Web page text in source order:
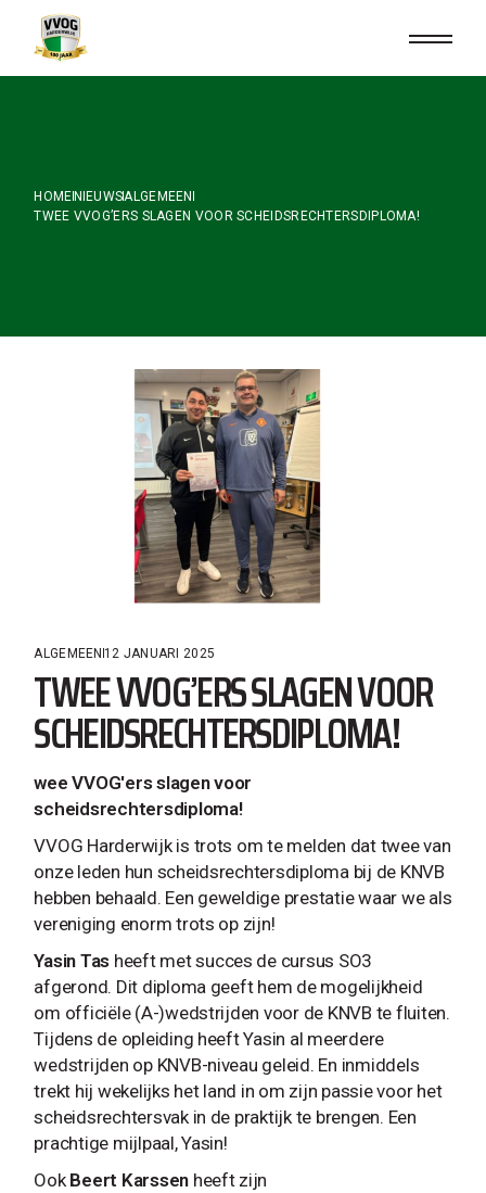
content
HOME NIEUWSALGEMEEN
TWEE VVOG’ERS SLAGEN VOOR SCHEIDSRECHTERSDIPLOMA!
ALGEMEEN 12 JANUARI 2025
TWEE VVOG’ERS SLAGEN VOOR
SCHEIDSRECHTERSDIPLOMA!
wee VVOG'ers slagen voor
scheidsrechtersdiploma!
VVOG Harderwijk is trots om te melden dat twee van
onze leden hun scheidsrechtersdiploma bij de KNVB
hebben behaald. Een geweldige prestatie waar we als
vereniging enorm trots op zijn!
Yasin Tas heeft met succes de cursus SO3
afgerond. Dit diploma geeft hem de mogelijkheid
om officiële (A-)wedstrijden voor de KNVB te fluiten.
Tijdens de opleiding heeft Yasin al meerdere
wedstrijden op KNVB-niveau geleid. En inmiddels
trekt hij wekelijks het land in om zijn passie voor het
scheidsrechtersvak in de praktijk te brengen. Een
prachtige mijlpaal, Yasin!
OokBeert Karssen heeft zijn